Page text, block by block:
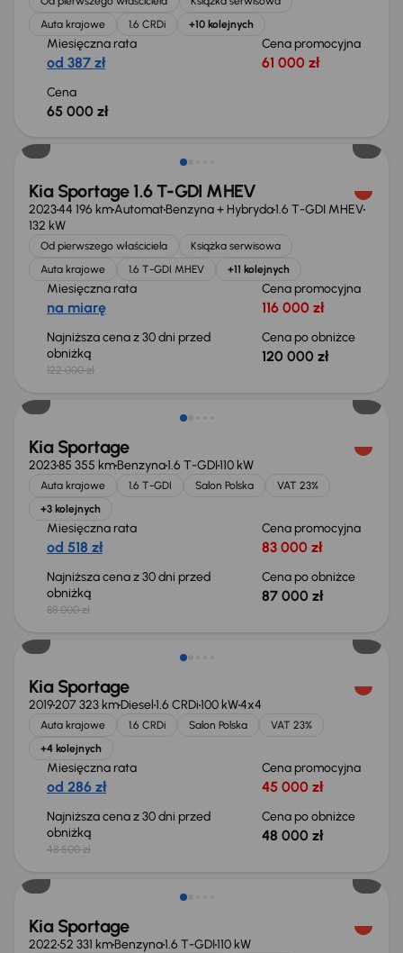
Auta krajowe
1.6 CRDi +10 kolejnych
Miesięczna rata
od 387 zł
Cena promocyjna
61 000 zł
Cena
65 000 zł
Taniej o 2 000 zł
Kia Sportage 1.6 T-GDI MHEV
202344 196 kmAutomatBenzyna + Hybryda1.6 T-GDI MHEV
132 kW
Od pierwszego właściciela
Książka serwisowa
Auta krajowe
1.6 T-GDI MHEV +11 kolejnych
Miesięczna rata
na miarę
Cena promocyjna
116 000 zł
Najniższa cena z 30 dni przed
obniżką
122 000 zł
Cena po obniżce
120 000 zł
Taniej o 1 000 zł
Kia Sportage
202385 355 kmBenzyna1.6 T-GDI110 kW
Auta krajowe 1.6 T-GDI Salon Polska
VAT 23%
+3 kolejnych
Miesięczna rata
od 518 zł
Cena promocyjna
83 000 zł
Najniższa cena z 30 dni przed
obniżką
88 000 zł
Cena po obniżce
87 000 zł
Taniej o 500 zł
Kia Sportage
2019207 323 kmDiesel1.6 CRDi100 kW4x4
Auta krajowe 1.6 CRDi Salon Polska
VAT 23%
+4 kolejnych
Miesięczna rata
od 286 zł
Cena promocyjna
45 000 zł
Najniższa cena z 30 dni przed
obniżką
48 500 zł
Cena po obniżce
48 000 zł
Taniej o 2 000 zł
Kia Sportage
202252 331 kmBenzyna1.6 T-GDI110 kW